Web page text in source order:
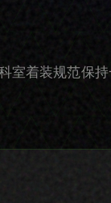
室着装规范保